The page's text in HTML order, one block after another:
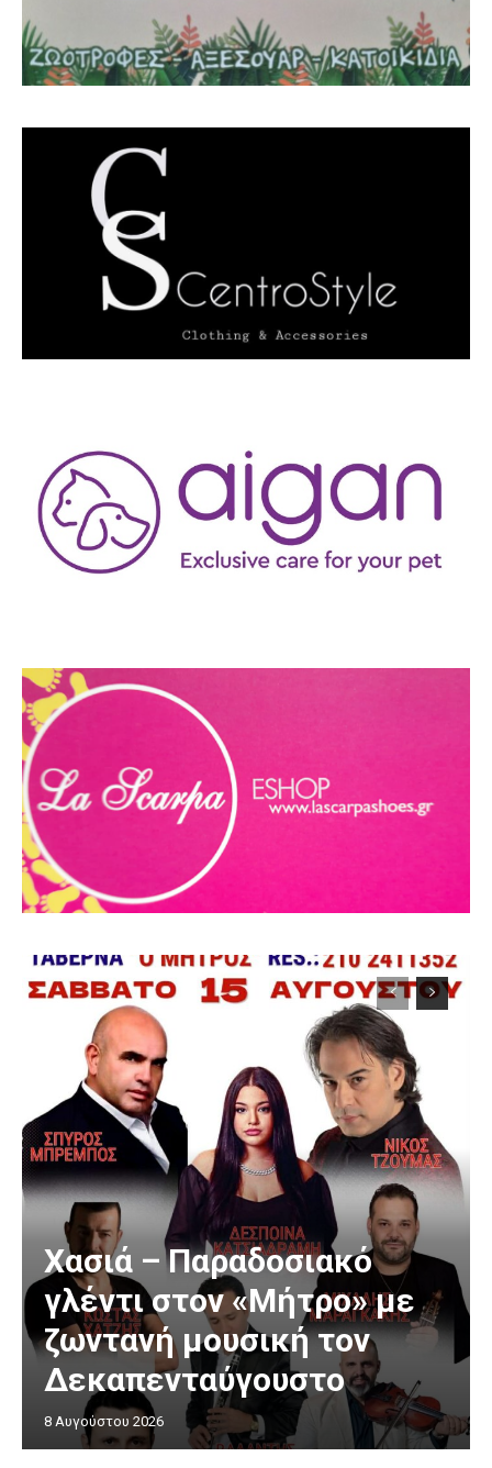
Χασιά – Παραδοσιακό
γλέντι στον «Μήτρο» με
ζωντανή μουσική τον
Δεκαπενταύγουστο
8 Αυγούστου 2026